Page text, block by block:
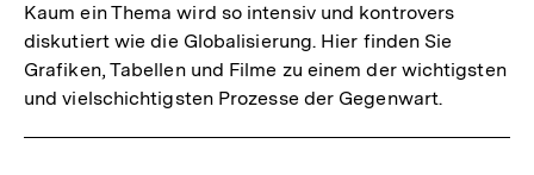
Kaum ein Thema wird so intensiv und kontrovers
diskutiert wie die Globalisierung. Hier finden Sie
Grafiken, Tabellen und Filme zu einem der wichtigsten
und vielschichtigsten Prozesse der Gegenwart.